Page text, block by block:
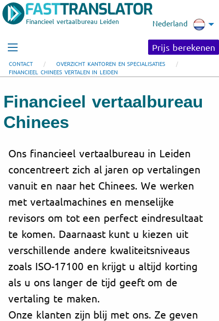
Financieel vertaalbureau Leiden Nederland
Prijs berekenen
CONTACT
OVERZICHT KANTOREN EN SPECIALISATIES
FINANCIEEL CHINEES VERTALEN IN LEIDEN
Financieel vertaalbureau
Chinees
Ons financieel vertaalbureau in Leiden
concentreert zich al jaren op vertalingen
vanuit en naar het Chinees. We werken
met vertaalmachines en menselijke
revisors om tot een perfect eindresultaat
te komen. Daarnaast kunt u kiezen uit
verschillende andere kwaliteitsniveaus
zoals ISO-17100 en krijgt u altijd korting
als u ons langer de tijd geeft om de
vertaling te maken.
Onze klanten zijn blij met ons. Ze geven